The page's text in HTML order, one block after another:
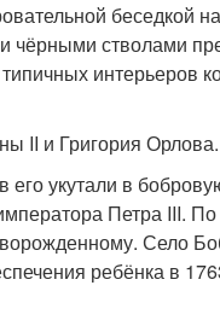
беседкой
чёрными стволами
интерьеров
II и Григория Орлова.
укутали в
Петра III. По
Село
ребёнка в